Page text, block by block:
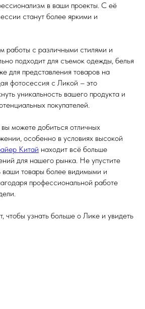
в ваши проекты. С её
станут более яркими и
работы с различными стилями и
подходит для съемок одежды, белья
для представления товаров на
фотосессия с Ликой – это
уникальность вашего продукта и
покупателей.
можете добиться отличных
особенно в условиях высокой
Китай находит всё больше
для нашего рынка. Не упустите
ваши товары более видимыми и
профессиональной работе
чтобы узнать больше о Лике и увидеть